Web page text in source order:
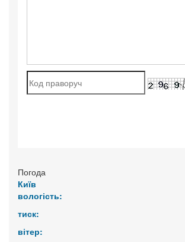
Погода
Київ
вологість:
тиск:
вітер: